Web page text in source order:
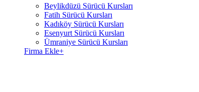
Beylikdüzü Sürücü Kursları
Fatih Sürücü Kursları
Kadıköy Sürücü Kursları
Esenyurt Sürücü Kursları
Ümraniye Sürücü Kursları
Firma Ekle+